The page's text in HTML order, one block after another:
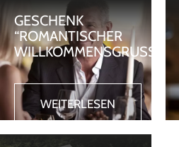
GESCHENK
“ROMANTISCHER
WILLKOMMENSGRUSS“
WEITERLESEN